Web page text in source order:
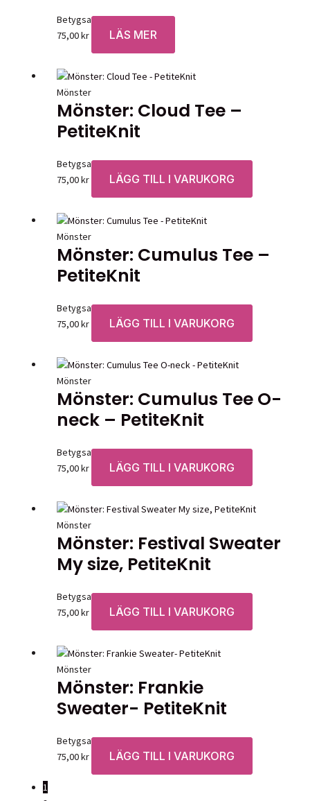
Betygsatt0av 5
75,00kr LÄS MER
Mönster
Mönster: Cloud Tee –
PetiteKnit
Betygsatt0av 5
75,00kr LÄGG TILL I VARUKORG
Mönster
Mönster: Cumulus Tee –
PetiteKnit
Betygsatt0av 5
75,00kr LÄGG TILL I VARUKORG
Mönster
Mönster: Cumulus Tee O-
neck – PetiteKnit
Betygsatt0av 5
75,00kr LÄGG TILL I VARUKORG
Mönster
Mönster: Festival Sweater
My size, PetiteKnit
Betygsatt0av 5
75,00kr LÄGG TILL I VARUKORG
Mönster
Mönster: Frankie
Sweater- PetiteKnit
Betygsatt0av 5
75,00kr LÄGG TILL I VARUKORG
1